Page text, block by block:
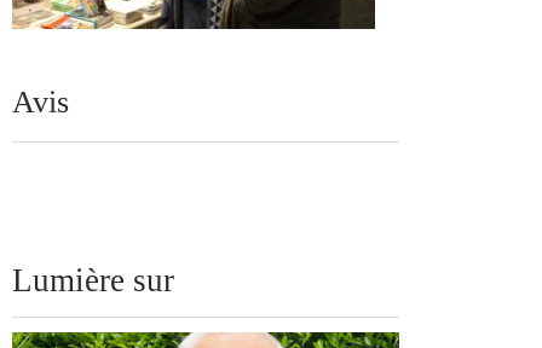
Avis
Lumière sur